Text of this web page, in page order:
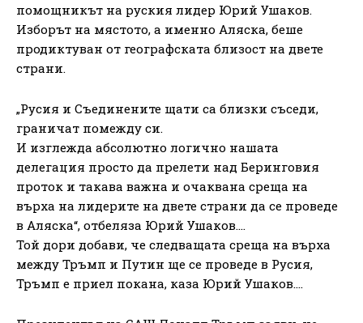
помощникът на руския лидер Юрий Ушаков.
Изборът на мястото, а именно Аляска, беше
продиктуван от географската близост на двете
страни.
„Русия и Съединените щати са близки съседи,
граничат помежду си.
И изглежда абсолютно логично нашата
делегация просто да прелети над Беринговия
проток и такава важна и очаквана среща на
върха на лидерите на двете страни да се проведе
в Аляска“, отбеляза Юрий Ушаков….
Той дори добави, че следващата среща на върха
между Тръмп и Путин ще се проведе в Русия,
Тръмп е приел покана, каза Юрий Ушаков….